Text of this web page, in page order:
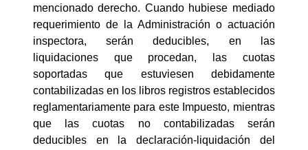
mencionado derecho. Cuando hubiese mediado
requerimiento de la Administración o actuación
inspectora, serán deducibles, en las
liquidaciones que procedan, las cuotas
soportadas que estuviesen debidamente
contabilizadas en los libros registros establecidos
reglamentariamente para este Impuesto, mientras
que las cuotas no contabilizadas serán
deducibles en la declaración-liquidación del